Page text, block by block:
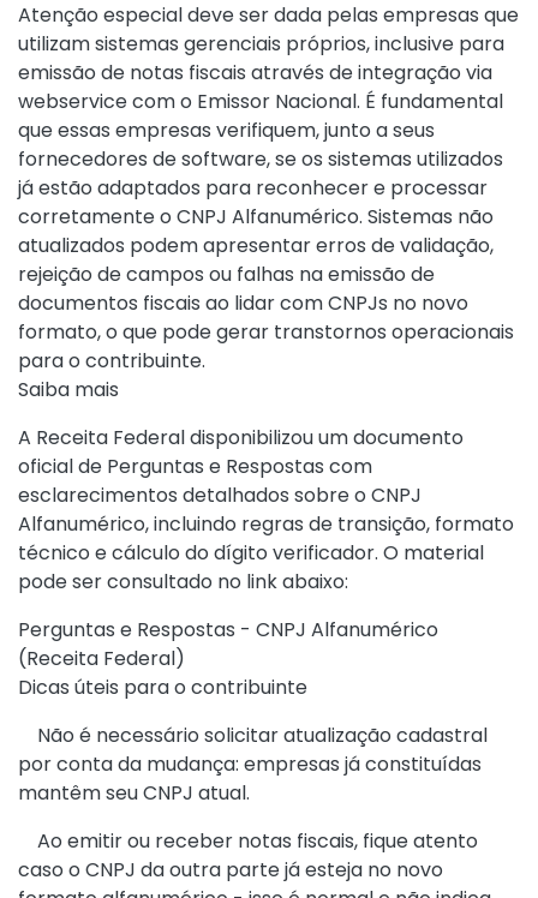
Atenção especial deve ser dada pelas empresas que
utilizam sistemas gerenciais próprios, inclusive para
emissão de notas fiscais através de integração via
webservice com o Emissor Nacional. É fundamental
que essas empresas verifiquem, junto a seus
fornecedores de software, se os sistemas utilizados
já estão adaptados para reconhecer e processar
corretamente o CNPJ Alfanumérico. Sistemas não
atualizados podem apresentar erros de validação,
rejeição de campos ou falhas na emissão de
documentos fiscais ao lidar com CNPJs no novo
formato, o que pode gerar transtornos operacionais
para o contribuinte.
Saiba mais
A Receita Federal disponibilizou um documento
oficial de Perguntas e Respostas com
esclarecimentos detalhados sobre o CNPJ
Alfanumérico, incluindo regras de transição, formato
técnico e cálculo do dígito verificador. O material
pode ser consultado no link abaixo:
Perguntas e Respostas - CNPJ Alfanumérico
(Receita Federal)
Dicas úteis para o contribuinte
Não é necessário solicitar atualização cadastral
por conta da mudança: empresas já constituídas
mantêm seu CNPJ atual.
Ao emitir ou receber notas fiscais, fique atento
caso o CNPJ da outra parte já esteja no novo